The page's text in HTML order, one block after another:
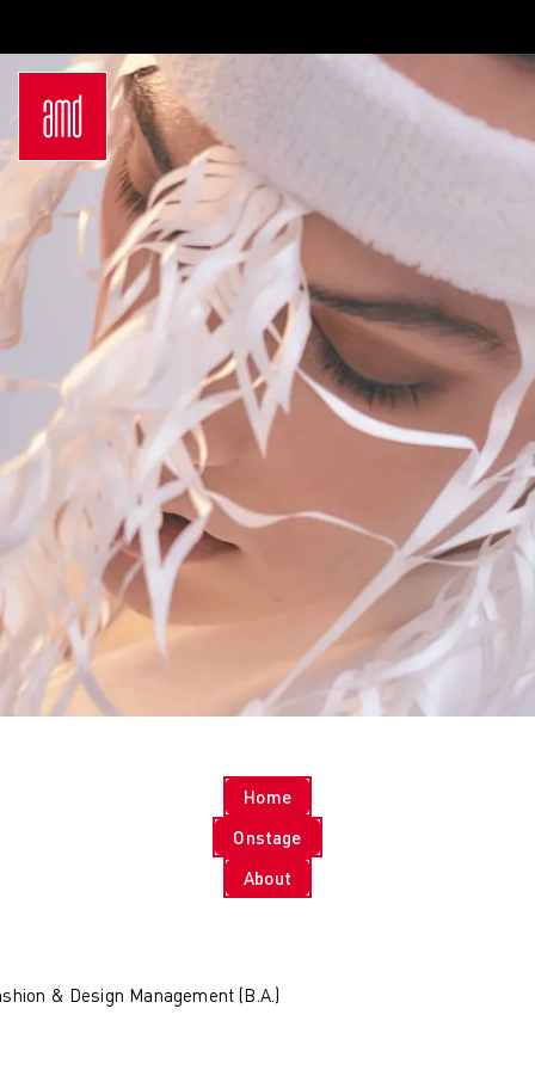
Design
Innenarchitektur
Marken- &
Kommunikationsdesign
Interior Design
Mode Design
Mode &
Designmanagement
Fashion Journalism &
Communication
Sustainability in
Creative Industries
Fashion & Design
Management
Fashion Design
Master
Luxury Management
Generatives Design &
KI
Costume Design
Fashion Management
Sustainability in
Fashion and Creative
Industries
Nachhaltiges Design
Nachhaltiges Design
Nachhaltiges Design
Nachhaltiges Design
Zulassung
Kosten & Finanzierung
Networking
International
Auslandsprogramme
für unsere
Studierenden
Internationale
Partnerhochschulen
Studieren in
Deutschland
Studyplus
Deinen Campus entdecken
Düsseldorf
Hamburg
Online-Campus
Wiesbaden
Kontakt & Termine
Studienberatung
Infotermine
Über uns
Hochschule
Qualitätsmanagement
Bildungsfamilie
Forschung
Forschung
Home
Onstage
About
& Design Management (B.A.)